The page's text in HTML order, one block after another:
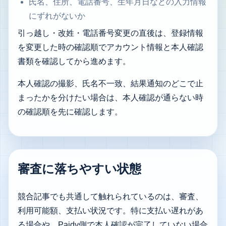
にずれがないか
引っ越し・改姓・電話番号変更の直後は、 登録情報
を変更した時の確認順でアカウント情報と本人確認
書類を確認してから進めます。
本人確認の撮影、氏名不一致、結果通知のどこで止
まったかを分けたい場合は、 本人確認が通らない時
の確認順を先に確認します。
審査に落ちやすい状態
競合記事でも共通して触れられているのは、審査、
利用可能額、支払い状況です。特に支払い遅れがあ